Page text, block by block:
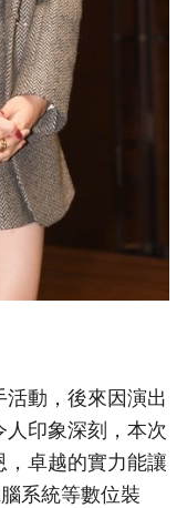
動，後來因演出
人印象深刻，本次
卓越的實力能讓
系統等數位裝